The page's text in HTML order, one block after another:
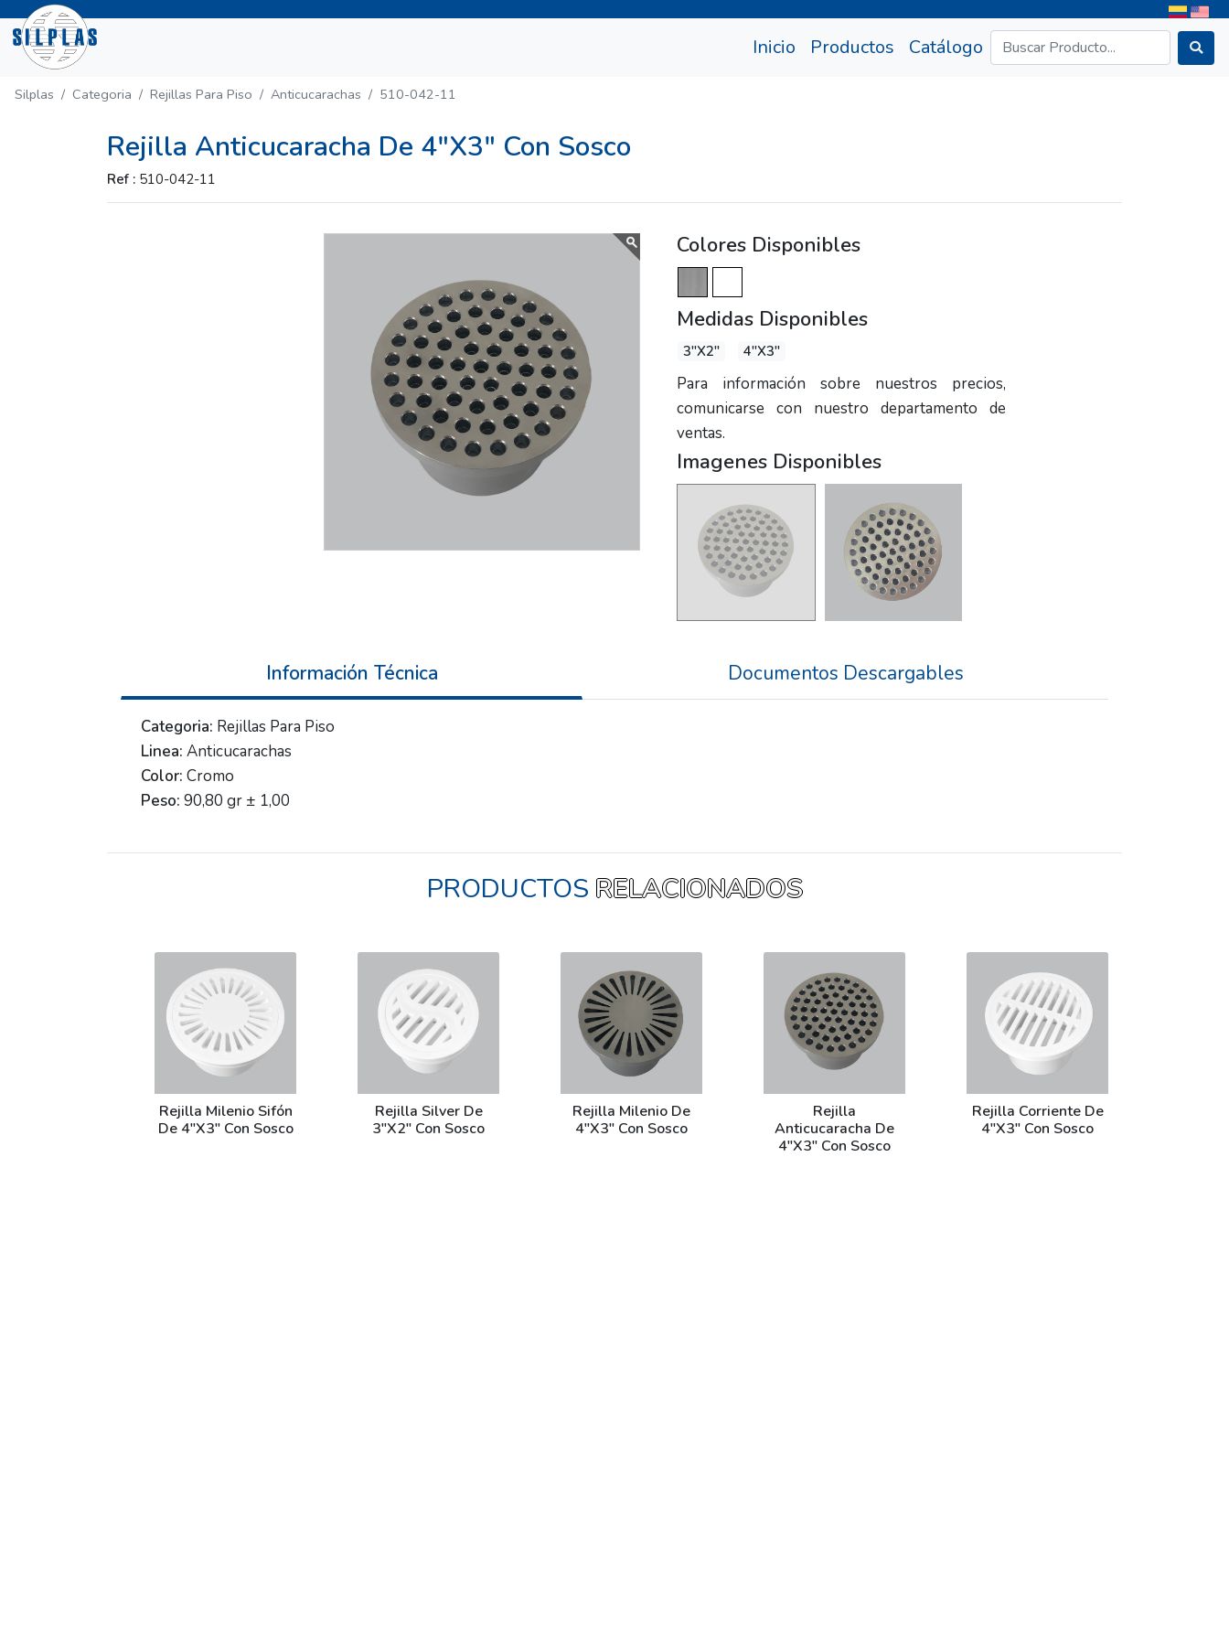
Inicio (current)
Productos Catálogo
Silplas Categoria Rejillas Para Piso Anticucarachas 510-042-11
Rejilla Anticucaracha De 4"X3" Con Sosco
Ref : 510-042-11
Colores Disponibles
Medidas Disponibles
3"X2" 4"X3"
Para información sobre nuestros precios,
comunicarse con nuestro departamento de
ventas.
Imagenes Disponibles
Información Técnica Documentos Descargables
Categoria: Rejillas Para Piso
Linea: Anticucarachas
Color: Cromo
Peso: 90,80 gr ± 1,00
PRODUCTOS RELACIONADOS
Rejilla Milenio Sifón
De 4"X3" Con Sosco
Rejilla Silver De
3"X2" Con Sosco
Rejilla Milenio De
4"X3" Con Sosco
Rejilla
Anticucaracha De
4"X3" Con Sosco
Rejilla Corriente De
4"X3" Con Sosco